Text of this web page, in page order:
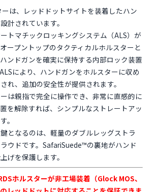
は、レッドドットサイトを装着したハン
計されています。
トマチックロッキングシステム（ALS）が
ープントップのタクティカルホルスターと
ンドガンを確実に保持する内部ロック装置
により、ハンドガンをホルスターに収め
れ、追加の安全性が提供されます。
は親指で完全に操作でき、非常に直感的に
を解除すれば、シンプルなストレートアッ
。
となるのは、軽量のダブルレッグストラ
ウドです。SafariSuede™の裏地がハンド
げを保護します。
ホルスターが非工場装着（Glock MOS、